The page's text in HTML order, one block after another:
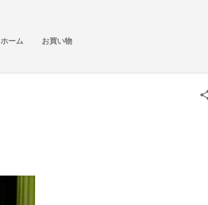
ホーム お買い物